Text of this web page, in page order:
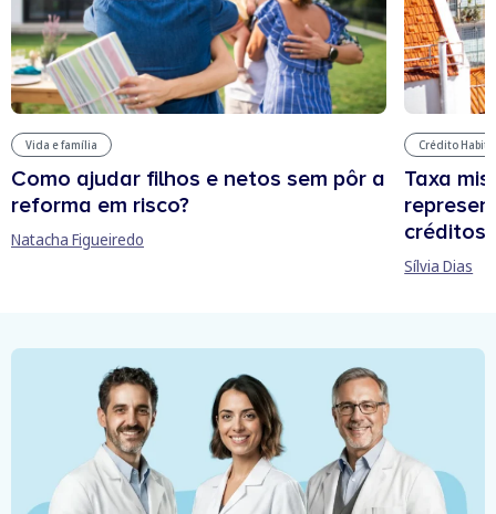
Vida e família
Como ajudar filhos e netos sem pôr a
reforma em risco?
Natacha Figueiredo
Crédito
Taxa
créditos
Sílvia Dias